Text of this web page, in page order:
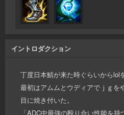
イントロダクション
丁度日本鯖が来た時ぐらいからlol
最初はアムムとウディアでｊｇを
目に焼き付いた。
「ADC中最強の殴り合い性能を持